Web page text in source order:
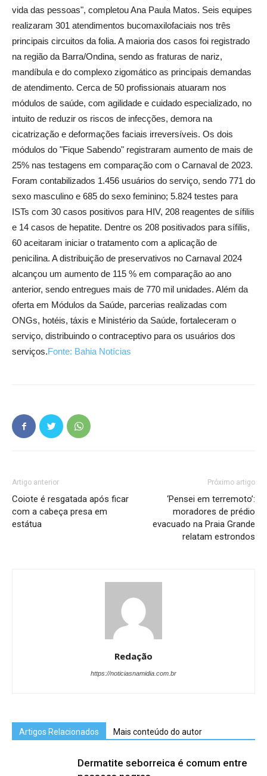
vida das pessoas", completou Ana Paula Matos. Seis equipes
realizaram 301 atendimentos bucomaxilofaciais nos três
principais circuitos da folia. A maioria dos casos foi registrado
na região da Barra/Ondina, sendo as fraturas de nariz,
mandíbula e do complexo zigomático as principais demandas
de atendimento. Cerca de 50 profissionais atuaram nos
módulos de saúde, com agilidade e cuidado especializado, no
intuito de reduzir os riscos de infecções, demora na
cicatrização e deformações faciais irreversíveis. Os dois
módulos do "Fique Sabendo" registraram aumento de mais de
25% nas testagens em comparação com o Carnaval de 2023.
Foram contabilizados 1.456 usuários do serviço, sendo 771 do
sexo masculino e 685 do sexo feminino; 5.824 testes para
ISTs com 30 casos positivos para HIV, 208 reagentes de sífilis
e 14 casos de hepatite. Dentre os 208 positivados para sífilis,
60 aceitaram iniciar o tratamento com a aplicação de
penicilina. A distribuição de preservativos no Carnaval 2024
alcançou um aumento de 115 % em comparação ao ano
anterior, sendo entregues mais de 770 mil unidades. Além da
oferta em Módulos da Saúde, parcerias realizadas com
ONGs, hotéis, táxis e Ministério da Saúde, fortaleceram o
serviço, distribuindo o contraceptivo para os usuários dos
serviços.Fonte: Bahia Notícias
Artigo anterior
Coiote é resgatada após ficar
com a cabeça presa em
estátua
Próximo artigo
‘Pensei em terremoto’:
moradores de prédio
evacuado na Praia Grande
relatam estrondos
Redação
https://noticiasnamidia.com.br
Artigos Relacionados Mais conteúdo do autor
Dermatite seborreica é comum entre